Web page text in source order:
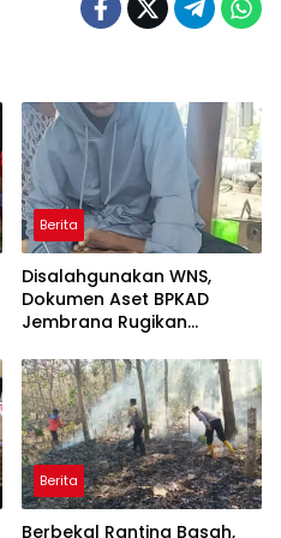
Berita
Disalahgunakan WNS,
Dokumen Aset BPKAD
Jembrana Rugikan
Berita
Berbekal Ranting Basah,